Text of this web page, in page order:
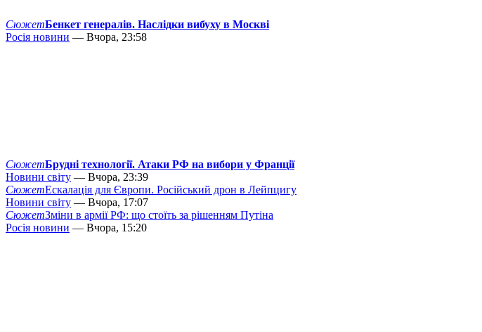
СюжетБенкет генералів. Наслідки вибуху в Москві
Росія новини — Вчора, 23:58
СюжетБрудні технології. Атаки РФ на вибори у Франції
Новини світу — Вчора, 23:39
СюжетЕскалація для Європи. Російський дрон в Лейпцигу
Новини світу — Вчора, 17:07
СюжетЗміни в армії РФ: що стоїть за рішенням Путіна
Росія новини — Вчора, 15:20